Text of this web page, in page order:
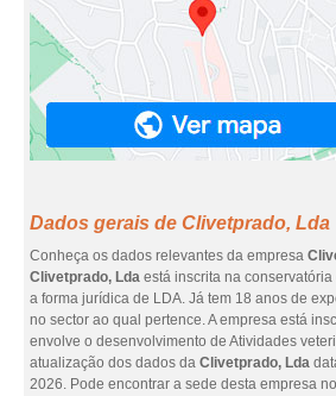
Dados gerais de Clivetprado, Lda
Conheça os dados relevantes da empresa
Clivetprado, Lda está inscrita na
a forma jurídica de LDA. Já tem 18 anos de
no sector ao qual pertence. A empresa está
envolve o desenvolvimento de Atividades
atualização dos dados da Clivetprado, Lda
2026. Pode encontrar a sede desta empresa